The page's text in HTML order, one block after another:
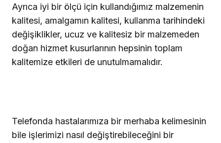
Ayrıca iyi bir ölçü için kullandığımız malzemenin
kalitesi, amalgamın kalitesi, kullanma tarihindeki
değişiklikler, ucuz ve kalitesiz bir malzemeden
doğan hizmet kusurlarının hepsinin toplam
kalitemize etkileri de unutulmamalıdır.
Telefonda hastalarımıza bir merhaba kelimesinin
bile işlerimizi nasıl değiştirebileceğini bir